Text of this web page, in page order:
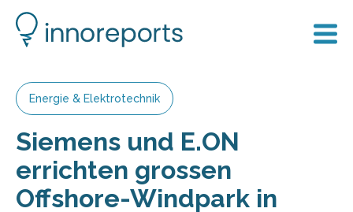
Energie & Elektrotechnik
Siemens und E.ON
errichten grossen
Offshore-Windpark in